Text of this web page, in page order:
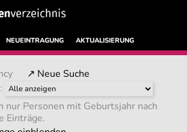
NEUEINTRAGUNG AKTUALISIERUNG
↗ Neue Suche
nur Personen mit Geburtsjahr nach
Einträge.